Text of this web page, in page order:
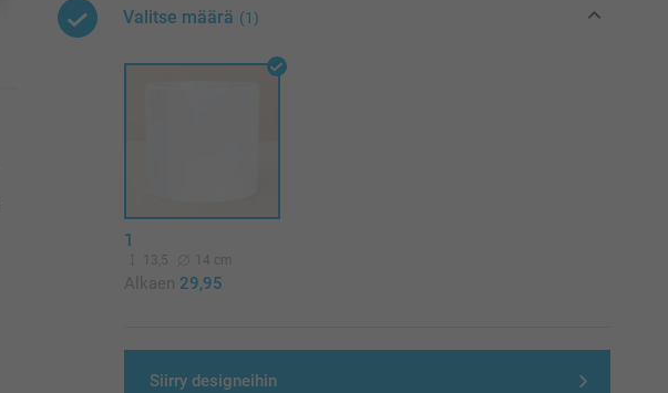
Valitse määrä (1)
1
13,5 14 cm
Alkaen 29,95
Siirry designeihin